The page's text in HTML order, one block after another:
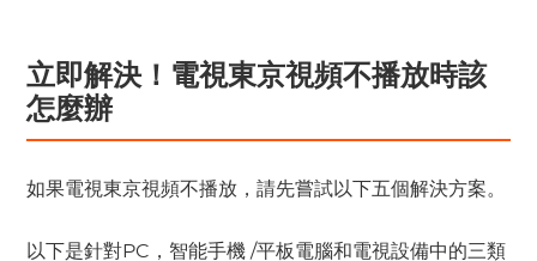
立即解決！電視東京視頻不播放時該
怎麼辦
如果電視東京視頻不播放，請先嘗試以下五個解決方案。
以下是針對PC，智能手機 /平板電腦和電視設備中的三類